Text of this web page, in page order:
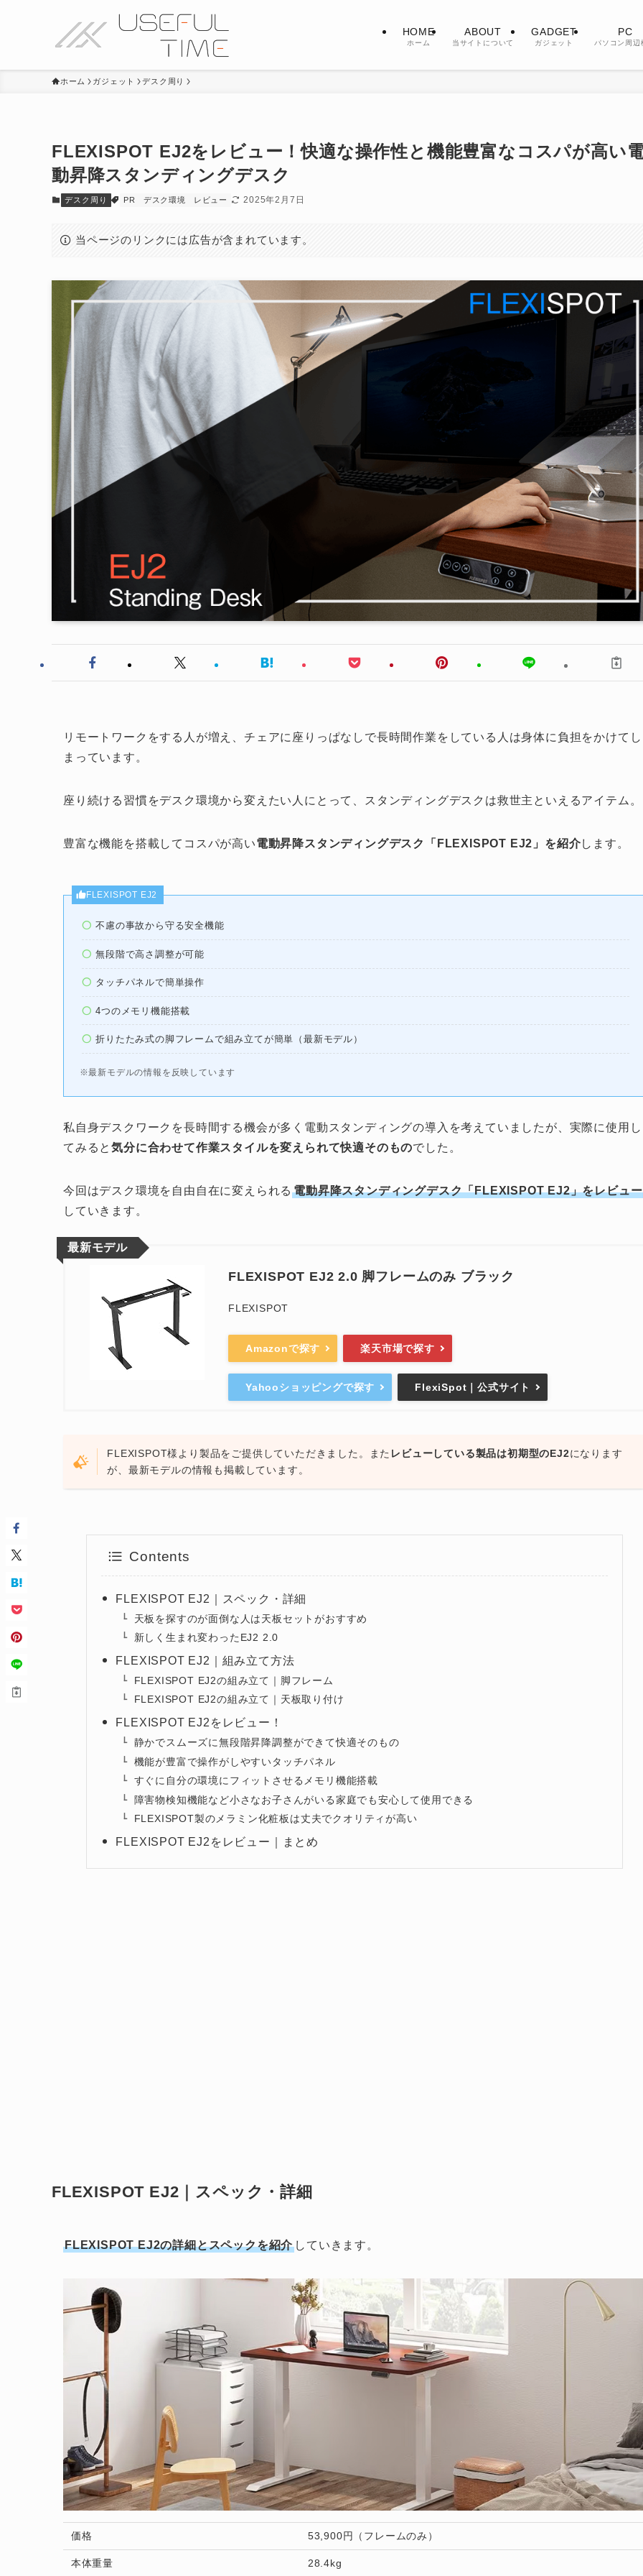
HOME
ホーム
ABOUT
当サイトについて
GADGET
ガジェット
PC
パソコン周辺
ホーム ガジェット デスク周り
FLEXISPOT EJ2をレビュー！快適な操作性と機能豊富なコスパが高い
動昇降スタンディングデスク
デスク周り PR デスク環境 レビュー 2025年2月7日
当ページのリンクには広告が含まれています。
リモートワークをする人が増え、チェアに座りっぱなしで長時間作業をしている人は身体に負担をかけてし
まっています。
座り続ける習慣をデスク環境から変えたい人にとって、スタンディングデスクは救世主といえるアイテム。
豊富な機能を搭載してコスパが高い電動昇降スタンディングデスク「FLEXISPOT EJ2」を紹介します。
FLEXISPOT EJ2
不慮の事故から守る安全機能
無段階で高さ調整が可能
タッチパネルで簡単操作
4つのメモリ機能搭載
折りたたみ式の脚フレームで組み立てが簡単（最新モデル）
※最新モデルの情報を反映しています
私自身デスクワークを長時間する機会が多く電動スタンディングの導入を考えていましたが、実際に使用し
てみると気分に合わせて作業スタイルを変えられて快適そのものでした。
今回はデスク環境を自由自在に変えられる電動昇降スタンディングデスク「FLEXISPOT EJ2」をレビュー
していきます。
FLEXISPOT EJ2 2.0 脚フレームのみ ブラック
FLEXISPOT
Amazonで探す 楽天市場で探す
Yahooショッピングで探す FlexiSpot｜公式サイト
最新モデル
FLEXISPOT様より製品をご提供していただきました。また レビューしている製品は初期型のEJ2になります
が、最新モデルの情報も掲載しています。
Contents
FLEXISPOT EJ2｜スペック・詳細
天板を探すのが面倒な人は天板セットがおすすめ
新しく生まれ変わったEJ2 2.0
FLEXISPOT EJ2｜組み立て方法
FLEXISPOT EJ2の組み立て｜脚フレーム
FLEXISPOT EJ2の組み立て｜天板取り付け
FLEXISPOT EJ2をレビュー！
静かでスムーズに無段階昇降調整ができて快適そのもの
機能が豊富で操作がしやすいタッチパネル
すぐに自分の環境にフィットさせるメモリ機能搭載
障害物検知機能など小さなお子さんがいる家庭でも安心して使用できる
FLEXISPOT製のメラミン化粧板は丈夫でクオリティが高い
FLEXISPOT EJ2をレビュー｜まとめ
FLEXISPOT EJ2｜スペック・詳細
FLEXISPOT EJ2の詳細とスペックを紹介 していきます。
価格 53,900円（フレームのみ）
本体重量 28.4kg